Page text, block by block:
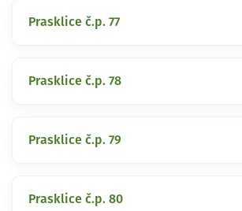
Prasklice č.p. 77
Prasklice č.p. 78
Prasklice č.p. 79
Prasklice č.p. 80